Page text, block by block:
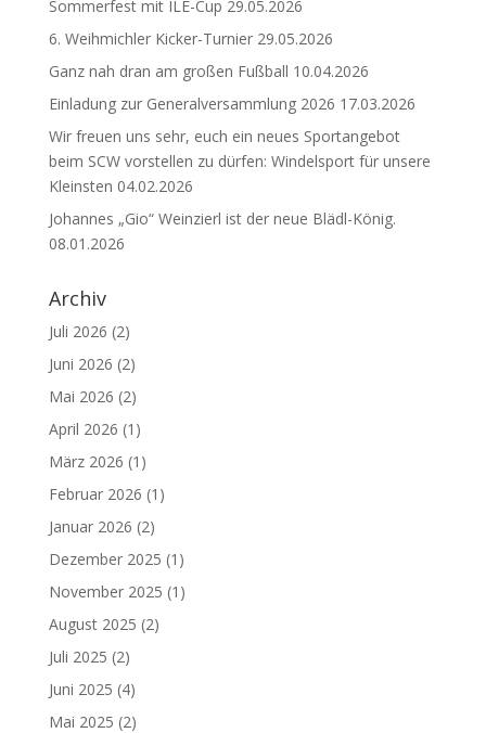
Sommerfest mit ILE-Cup 29.05.2026
6. Weihmichler Kicker-Turnier 29.05.2026
Ganz nah dran am großen Fußball 10.04.2026
Einladung zur Generalversammlung 2026 17.03.2026
Wir freuen uns sehr, euch ein neues Sportangebot
beim SCW vorstellen zu dürfen: Windelsport für unsere
Kleinsten 04.02.2026
Johannes „Gio“ Weinzierl ist der neue Blädl-König.
08.01.2026
Archiv
Juli 2026 (2)
Juni 2026 (2)
Mai 2026 (2)
April 2026 (1)
März 2026 (1)
Februar 2026 (1)
Januar 2026 (2)
Dezember 2025 (1)
November 2025 (1)
August 2025 (2)
Juli 2025 (2)
Juni 2025 (4)
Mai 2025 (2)